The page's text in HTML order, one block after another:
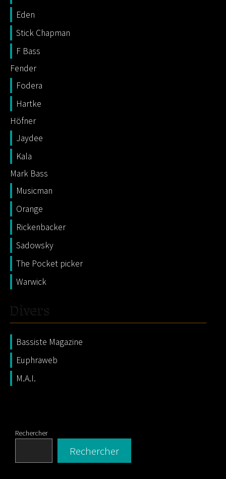
Eden
Stick Chapman
F Bass
Fender
Fodera
Hartke
Höfner
Jaydee
Kala
Mark Bass
Musicman
Orange
Rickenbacker
Sadowsky
The Pocket picker
Warwick
Divers
Bassiste Magazine
Euphraweb
M.A.I.
Rechercher
Rechercher